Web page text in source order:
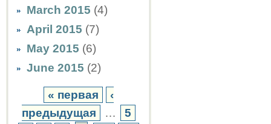
March 2015 (4)
April 2015 (7)
May 2015 (6)
June 2015 (2)
« первая
‹
предыдущая
…
5